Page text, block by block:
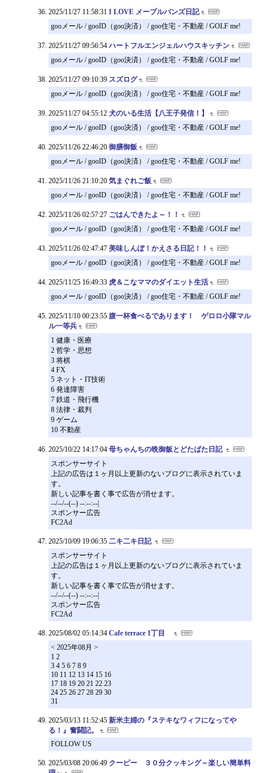
2025/11/27 11:58:31 I LOVE メープルバンズ日記
gooメール / gooID（goo決済） / goo住宅・不動産 / GOLF me!
2025/11/27 09:56:54 ハートフルエンジェルハウスキッチン
gooメール / gooID（goo決済） / goo住宅・不動産 / GOLF me!
2025/11/27 09:10:39 スズログ
gooメール / gooID（goo決済） / goo住宅・不動産 / GOLF me!
2025/11/27 04:55:12 犬のいる生活【八王子発信！】
gooメール / gooID（goo決済） / goo住宅・不動産 / GOLF me!
2025/11/26 22:46:20 御膳御飯
gooメール / gooID（goo決済） / goo住宅・不動産 / GOLF me!
2025/11/26 21:10:20 気まぐれご飯
gooメール / gooID（goo決済） / goo住宅・不動産 / GOLF me!
2025/11/26 02:57:27 ごはんできたよ～！！
gooメール / gooID（goo決済） / goo住宅・不動産 / GOLF me!
2025/11/26 02:47:47 美味しんぼ！かえさる日記！！
gooメール / gooID（goo決済） / goo住宅・不動産 / GOLF me!
2025/11/25 16:49:33 虎＆こなママのダイエット生活
gooメール / gooID（goo決済） / goo住宅・不動産 / GOLF me!
2025/11/10 00:23:55 腹一杯食べるであります！ ゲロロ小隊マル
ル一等兵
1 健康・医療
2 哲学・思想
3 将棋
4 FX
5 ネット・IT技術
6 発達障害
7 鉄道・飛行機
8 法律・裁判
9 ゲーム
10 不動産
2025/10/22 14:17:04 母ちゃんちの晩御飯とどたばた日記
スポンサーサイト
上記の広告は１ヶ月以上更新のないブログに表示されていま
す。
新しい記事を書く事で広告が消せます。
--/--/--(--) --:--:--|
スポンサー広告
FC2Ad
2025/10/09 19:06:35 二キ二キ日記
スポンサーサイト
上記の広告は１ヶ月以上更新のないブログに表示されていま
す。
新しい記事を書く事で広告が消せます。
--/--/--(--) --:--:--|
スポンサー広告
FC2Ad
2025/08/02 05:14:34 Cafe terrace 1丁目
< 2025年08月 >
1 2
3 4 5 6 7 8 9
10 11 12 13 14 15 16
17 18 19 20 21 22 23
24 25 26 27 28 29 30
31
2025/03/13 11:52:45 新米主婦の『ステキなワィフになってや
る！』奮闘記。
FOLLOW US
2025/03/08 20:06:49 クーピー ３０分クッキング～楽しい簡単料